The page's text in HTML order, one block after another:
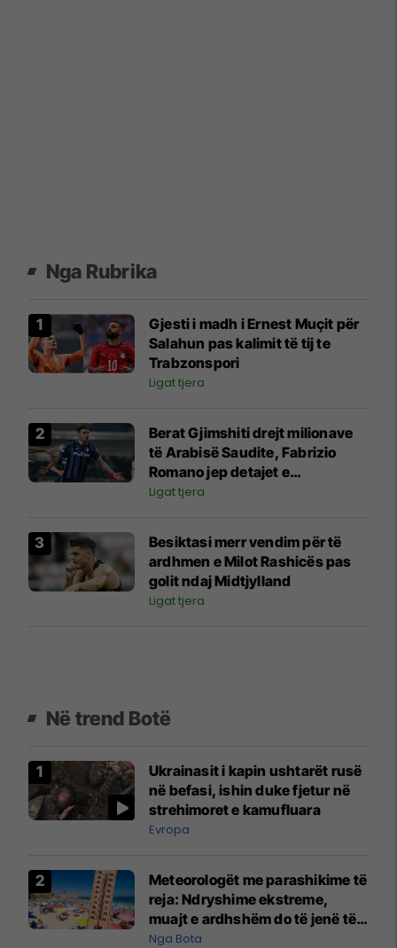
Nga Rubrika
Gjesti i madh i Ernest Muçit për
Salahun pas kalimit të tij te
Trabzonspori
Ligat tjera
Berat Gjimshiti drejt milionave
të Arabisë Saudite, Fabrizio
Romano jep detajet e
transferimit
Ligat tjera
Besiktasi merr vendim për të
ardhmen e Milot Rashicës pas
golit ndaj Midtjylland
Ligat tjera
Në trend Botë
Ukrainasit i kapin ushtarët rusë
në befasi, ishin duke fjetur në
strehimoret e kamufluara
Evropa
Meteorologët me parashikime të
reja: Ndryshime ekstreme,
muajt e ardhshëm do të jenë të
pazakontë
Nga Bota